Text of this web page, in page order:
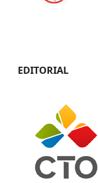
EDITORIAL